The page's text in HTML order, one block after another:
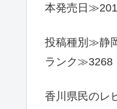
本発売日
投稿種別≫静
ランク≫3268
香川県民のレ